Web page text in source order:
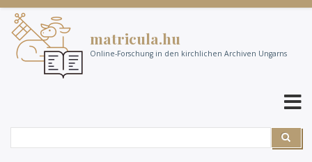
Direkt
zum
Inhalt
matricula.hu
Online-Forschung in den kirchlichen Archiven Ungarns
Suche